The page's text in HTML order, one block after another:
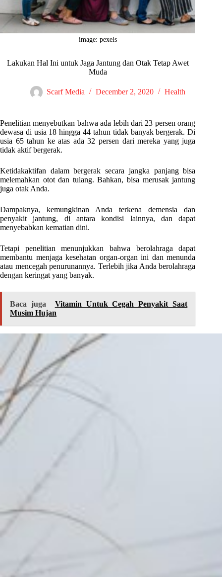
image: pexels
Lakukan Hal Ini untuk Jaga Jantung dan Otak Tetap Awet
Muda
Scarf Media December 2, 2020 Health
Penelitian menyebutkan bahwa ada lebih dari 23 persen orang
dewasa di usia 18 hingga 44 tahun tidak banyak bergerak. Di
usia 65 tahun ke atas ada 32 persen dari mereka yang juga
tidak aktif bergerak.
Ketidakaktifan dalam bergerak secara jangka panjang bisa
melemahkan otot dan tulang. Bahkan, bisa merusak jantung
juga otak Anda.
Dampaknya, kemungkinan Anda terkena demensia dan
penyakit jantung, di antara kondisi lainnya, dan dapat
menyebabkan kematian dini.
Tetapi penelitian menunjukkan bahwa berolahraga dapat
membantu menjaga kesehatan organ-organ ini dan menunda
atau mencegah penurunannya. Terlebih jika Anda berolahraga
dengan keringat yang banyak.
Baca juga
Vitamin Untuk Cegah Penyakit Saat
Musim Hujan